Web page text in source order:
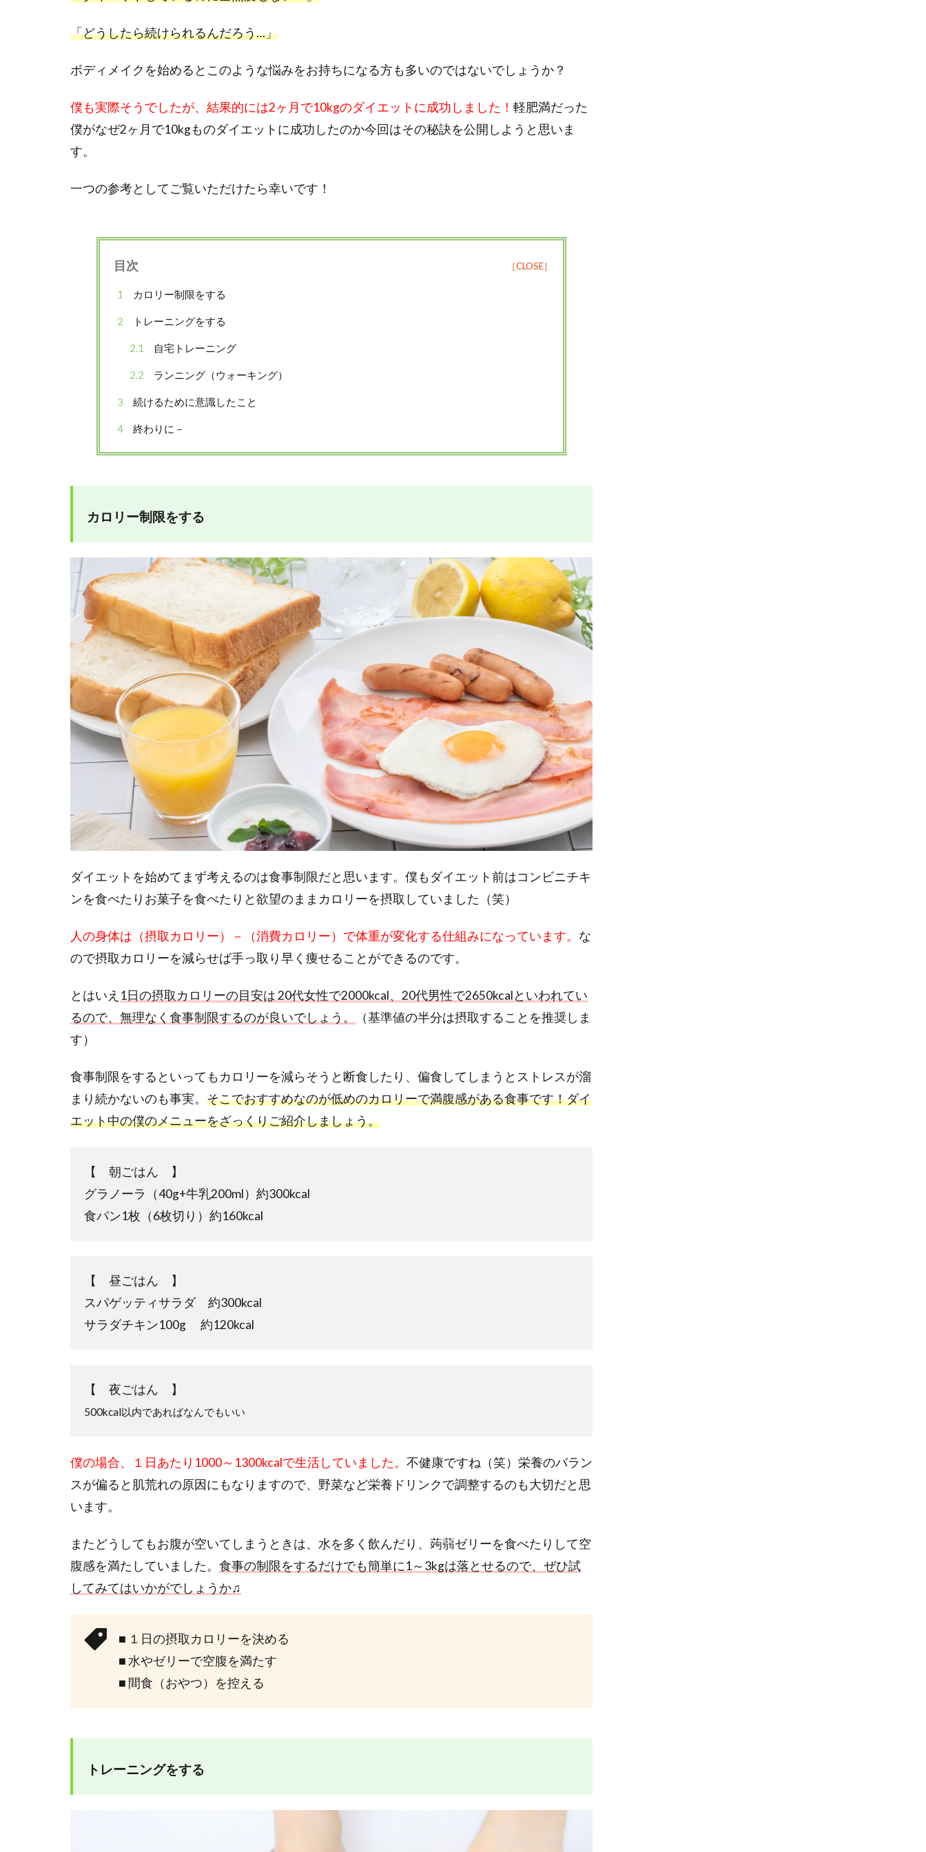
「どうしたら続けられるんだろう…」
ボディメイクを始めるとこのような悩みをお持ちになる方も多いのではないでしょうか？
僕も実際そうでしたが、結果的には2ヶ月で10kgのダイエットに成功しました！ 軽肥満だった
僕がなぜ2ヶ月で10kgものダイエットに成功したのか今回はその秘訣を公開しようと思いま
す。
一つの参考としてご覧いただけたら幸いです！
目次
1 カロリー制限をする
2 トレーニングをする
2.1 自宅トレーニング
2.2 ランニング（ウォーキング）
3 続けるために意識したこと
4 終わりに－
カロリー制限をする
ダイエットを始めてまず考えるのは食事制限だと思います。僕もダイエット前はコンビニチキ
ンを食べたりお菓子を食べたりと欲望のままカロリーを摂取していました（笑）
人の身体は（摂取カロリー）－（消費カロリー）で体重が変化する仕組みになっています。 な
ので摂取カロリーを減らせば手っ取り早く痩せることができるのです。
とはいえ 1日の摂取カロリーの目安は 20代女性で2000kcal、20代男性で2650kcalといわれてい
るので、無理なく食事制限するのが良いでしょう。
（基準値の半分は摂取することを推奨しま
す）
食事制限をするといってもカロリーを減らそうと断食したり、偏食してしまうとストレスが溜
まり続かないのも事実。 そこでおすすめなのが低めのカロリーで満腹感がある食事です！ダイ
エット中の僕のメニューをざっくりご紹介しましょう。
【 朝ごはん 】
グラノーラ（40g+牛乳200ml）約300kcal
食パン1枚（6枚切り）約160kcal
【 昼ごはん 】
スパゲッティサラダ 約300kcal
サラダチキン100g 約120kcal
【 夜ごはん 】
500kcal以内であればなんでもいい
僕の場合、１日あたり1000～1300kcalで生活していました。 不健康ですね（笑）栄養のバラン
スが偏ると肌荒れの原因にもなりますので、野菜など栄養ドリンクで調整するのも大切だと思
います。
またどうしてもお腹が空いてしまうときは、水を多く飲んだり、蒟蒻ゼリーを食べたりして空
腹感を満たしていました。 食事の制限をするだけでも簡単に1～3kgは落とせるので、ぜひ試
してみてはいかがでしょうか♫
■ １日の摂取カロリーを決める
■ 水やゼリーで空腹を満たす
■ 間食（おやつ）を控える
トレーニングをする